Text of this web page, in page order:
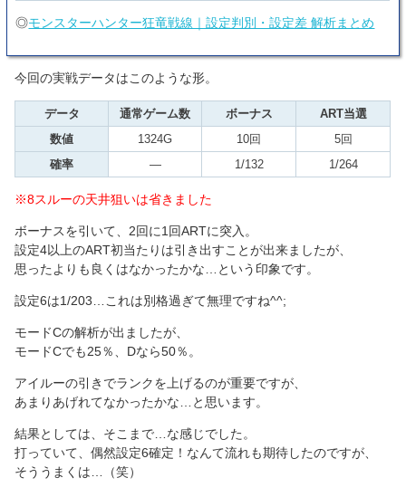
◎モンスターハンター狂竜戦線｜設定判別・設定差 解析まとめ
今回の実戦データはこのような形。
データ 通常ゲーム数 ボーナス
ART当選
数値
1324G 10回
5回
確率
— 1/132 1/264
※8スルーの天井狙いは省きました
ボーナスを引いて、2回に1回ARTに突入。
設定4以上のART初当たりは引き出すことが出来ましたが、
思ったよりも良くはなかったかな…という印象です。
設定6は1/203…これは別格過ぎて無理ですね^^;
モードCの解析が出ましたが、
モードCでも25％、Dなら50％。
アイルーの引きでランクを上げるのが重要ですが、
あまりあげれてなかったかな…と思います。
結果としては、そこまで…な感じでした。
打っていて、偶然設定6確定！なんて流れも期待したのですが、
そううまくは…（笑）